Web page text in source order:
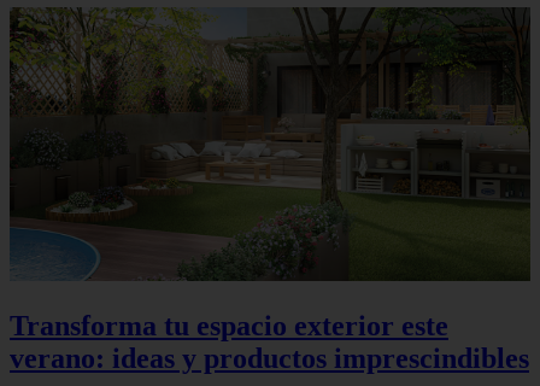
Transforma tu espacio exterior este
verano: ideas y productos imprescindibles